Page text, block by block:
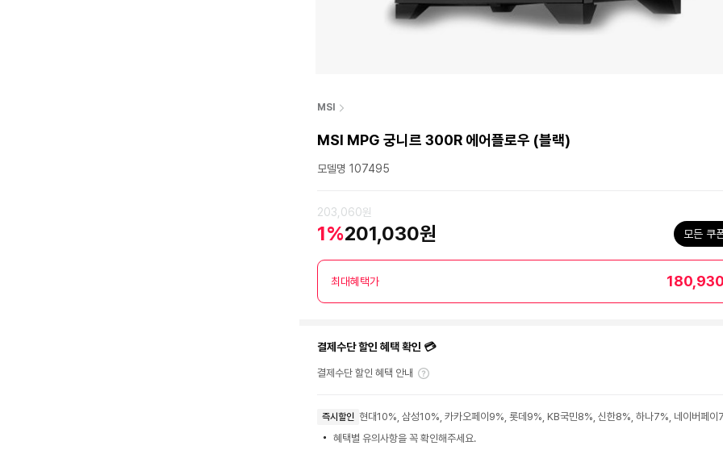
MSI
MSI MPG 궁니르 300R 에어플로우 (블랙)
모델명 107495
203,060원
1%201,030원 모든 쿠
최대혜택가
결제수단 할인 혜택 확인 💳
결제수단 할인 혜택 안내
즉시할인 현대10%, 삼성10%, 카카오페이9%, 롯데9%, KB국민8%, 신한8%, 하나7%, 네이버페이
혜택별 유의사항을 꼭 확인해주세요.